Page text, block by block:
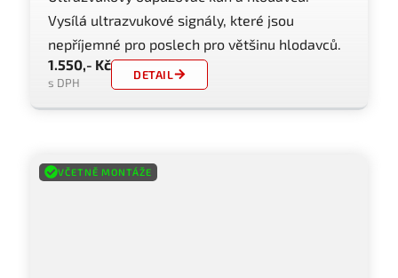
Vysílá ultrazvukové signály, které jsou
nepříjemné pro poslech pro většinu hlodavců.
1.550,- Kč
s DPH
DETAIL
VČETNĚ MONTÁŽE